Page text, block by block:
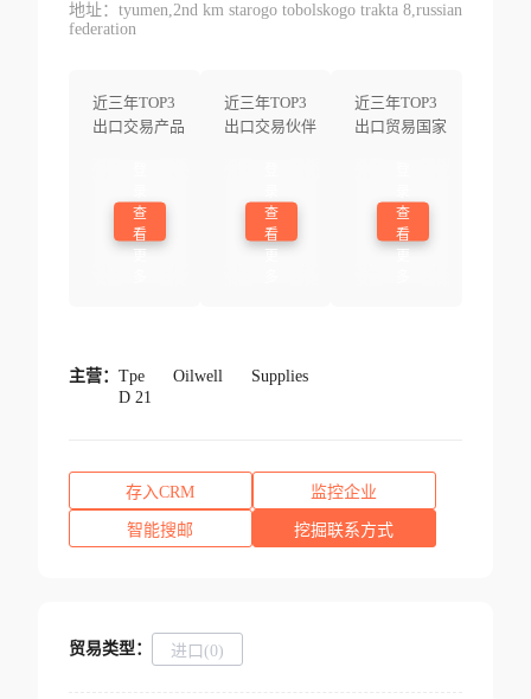
地址：tyumen,2nd km starogo tobolskogo trakta 8,russian
federation
近三年TOP3
出口交易产品
查
看
近三年TOP3
出口交易伙伴
查
看
近三年TOP3
出口贸易国家
查
看
主营： Tpe Oilwell
Supplies
D 21
存入CRM 监控企业
智能搜邮 挖掘联系方式
贸易类型： 进口(0)